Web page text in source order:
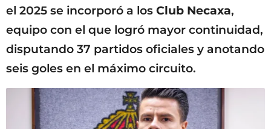
el 2025 se incorporó a los Club Necaxa,
equipo con el que logró mayor continuidad,
disputando 37 partidos oficiales y anotando
seis goles en el máximo circuito.